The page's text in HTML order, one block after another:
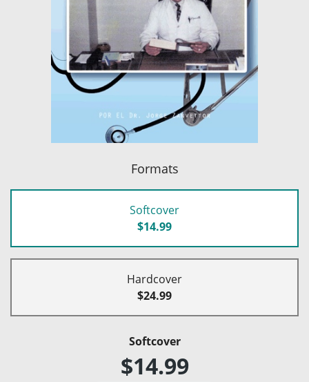
Formats
Softcover
$14.99
Hardcover
$24.99
Softcover
$14.99